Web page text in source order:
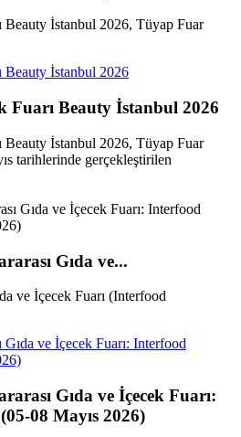
Beauty İstanbul 2026, Tüyap Fuar
Beauty İstanbul 2026
Fuarı Beauty İstanbul 2026
Beauty İstanbul 2026, Tüyap Fuar
tarihlerinde gerçekleştirilen
Gıda ve...
ve İçecek Fuarı (Interfood
ve İçecek Fuarı: Interfood
Gıda ve İçecek Fuarı:
08 Mayıs 2026)